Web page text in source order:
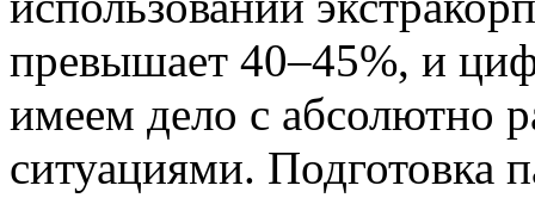
превышает 40–45%, и
имеем дело с абсолютно
ситуациями. Подготовка